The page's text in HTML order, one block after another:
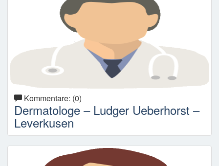
Kommentare: (0)
Dermatologe – Ludger Ueberhorst –
Leverkusen